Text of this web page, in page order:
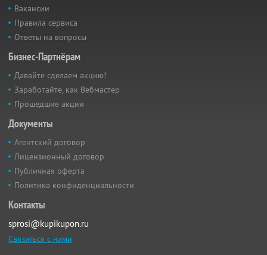
Вакансии
Правила сервиса
Ответы на вопросы
Бизнес-Партнёрам
Давайте сделаем акцию!
Заработайте, как Вебмастер
Прошедшие акции
Документы
Агентский договор
Лицензионный договор
Публичная оферта
Политика конфиденциальности
Контакты
sprosi@kupikupon.ru
Связаться с нами